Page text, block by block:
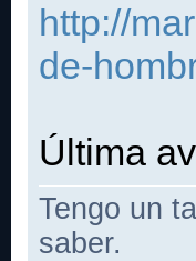
http://
de-
Última
Tengo un
saber.